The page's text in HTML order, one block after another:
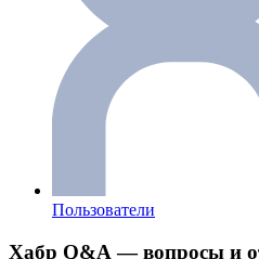
Пользователи
Хабр Q&A — вопросы и